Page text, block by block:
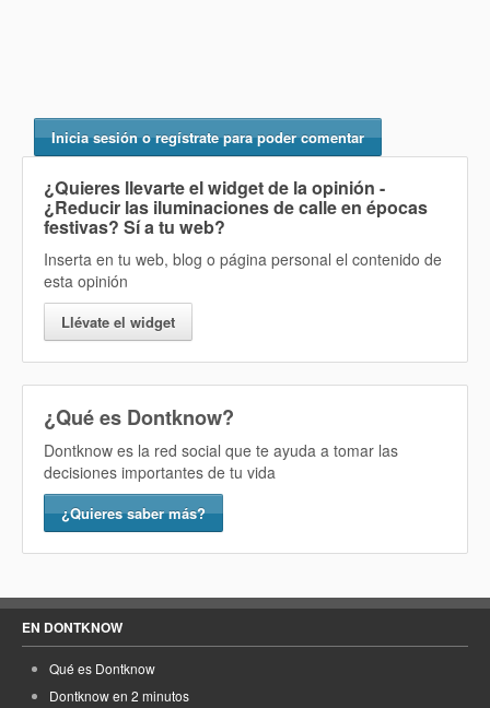
Inicia sesión o regístrate para poder comentar
¿Quieres llevarte el widget de la opinión -
¿Reducir las iluminaciones de calle en épocas
festivas? Sía tu web?
Inserta en tu web, blog o página personal el contenido de
esta opinión
Llévate el widget
¿Qué es Dontknow?
Dontknow es la red social que te ayuda a tomar las
decisiones importantes de tu vida
¿Quieres saber más?
EN DONTKNOW
Qué es Dontknow
Dontknow en 2 minutos